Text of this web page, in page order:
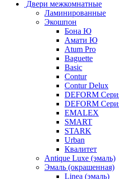
Двери межкомнатные
Ламинированные
Экошпон
Бона Ю
Амати Ю
Atum Pro
Baguette
Basic
Contur
Contur Delux
DEFORM
DEFORM
EMALEX
SMART
STARK
Urban
Квалитет
Antique Luxe (эмаль)
Эмаль (окрашенная)
Linea (эмаль)